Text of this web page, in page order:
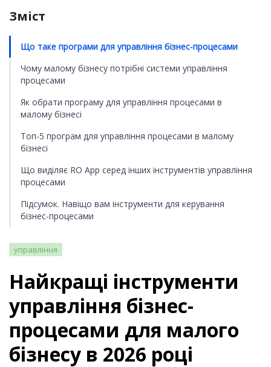
Зміст
Що таке програми для управління бізнес-процесами
Чому малому бізнесу потрібні системи управління
процесами
Як обрати програму для управління процесами в
малому бізнесі
Топ-5 програм для управління процесами в малому
бізнесі
Що виділяє RO App серед інших інструментів управління
процесами
Підсумок. Навіщо вам інструменти для керування
бізнес-процесами
управління
Найкращі інструменти
управління бізнес-
процесами для малого
бізнесу в 2026 році